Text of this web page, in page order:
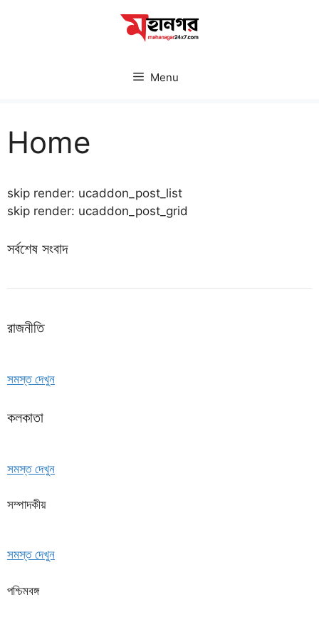
Menu
Home
skip render: ucaddon_post_list
skip render: ucaddon_post_grid
সর্বশেষ সংবাদ
রাজনীতি
সমস্ত দেখুন
কলকাতা
সমস্ত দেখুন
সম্পাদকীয়
সমস্ত দেখুন
পশ্চিমবঙ্গ